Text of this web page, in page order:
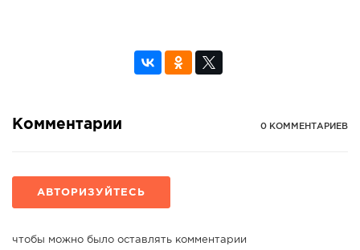
Комментарии 0 КОММЕНТАРИЕВ
АВТОРИЗУЙТЕСЬ
чтобы можно было оставлять комментарии